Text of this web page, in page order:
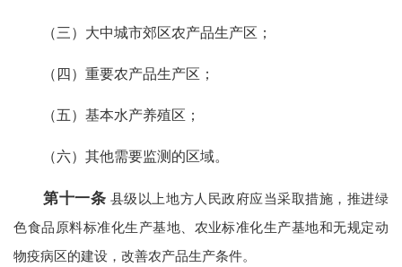
（三）大中城市郊区农产品生产区；
（四）重要农产品生产区；
（五）基本水产养殖区；
（六）其他需要监测的区域。
第十一条 县级以上地方人民政府应当采取措施，推进绿
色食品原料标准化生产基地、农业标准化生产基地和无规定动
物疫病区的建设，改善农产品生产条件。